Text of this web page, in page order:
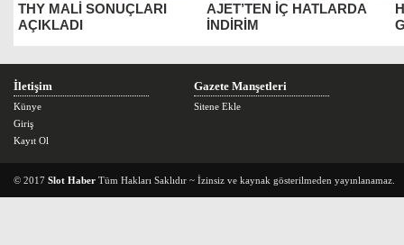
THY MALİ SONUÇLARI
AÇIKLADI
AJET’TEN İÇ HATLARDA
İNDİRİM
İletişim
Künye
Giriş
Kayıt Ol
Gazete Manşetleri
Sitene Ekle
© 2017 Slot Haber Tüm Hakları Saklıdır ~ İzinsiz ve kaynak gösterilmeden yayınlanamaz.